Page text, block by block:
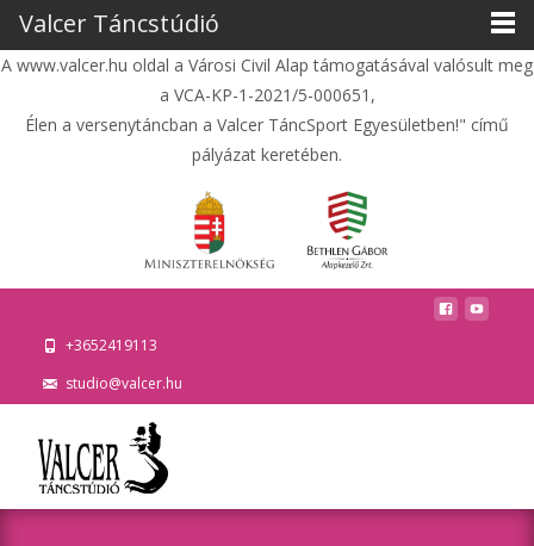
A www.valcer.hu oldal a Városi Civil Alap támogatásával valósult meg
a VCA-KP-1-2021/5-000651,
Élen a versenytáncban a Valcer TáncSport Egyesületben!" című
pályázat keretében.
+3652419113
studio@valcer.hu
Valcer Táncstúdió